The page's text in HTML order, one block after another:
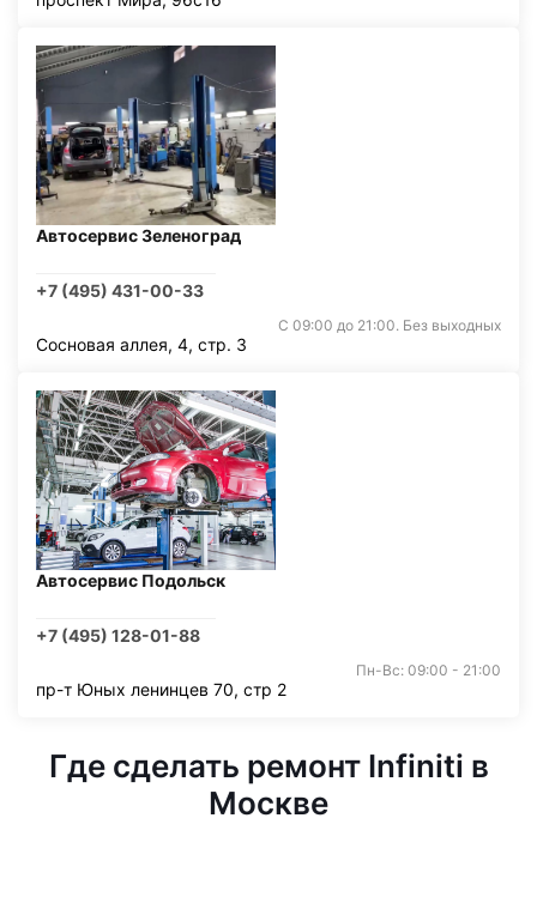
Автосервис Зеленоград
+7 (495) 431-00-33
С 09:00 до 21:00. Без выходных
Сосновая аллея, 4, стр. 3
Автосервис Подольск
+7 (495) 128-01-88
Пн-Вс: 09:00 - 21:00
пр-т Юных ленинцев 70, стр 2
Где сделать ремонт Infiniti в
Москве